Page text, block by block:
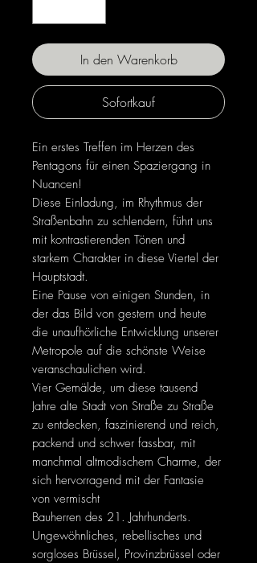
In den Warenkorb
Sofortkauf
Ein erstes Treffen im Herzen des
Pentagons für einen Spaziergang in
Nuancen!
Diese Einladung, im Rhythmus der
Straßenbahn zu schlendern, führt uns
mit kontrastierenden Tönen und
starkem Charakter in diese Viertel der
Hauptstadt.
Eine Pause von einigen Stunden, in
der das Bild von gestern und heute
die unaufhörliche Entwicklung unserer
Metropole auf die schönste Weise
veranschaulichen wird.
Vier Gemälde, um diese tausend
Jahre alte Stadt von Straße zu Straße
zu entdecken, faszinierend und reich,
packend und schwer fassbar, mit
manchmal altmodischem Charme, der
sich hervorragend mit der Fantasie
von vermischt
Bauherren des 21. Jahrhunderts.
Ungewöhnliches, rebellisches und
sorgloses Brüssel, Provinzbrüssel oder